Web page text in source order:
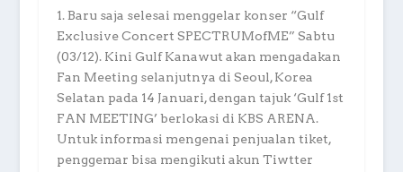
1. Baru saja selesai menggelar konser “Gulf
Exclusive Concert SPECTRUMofME” Sabtu
(03/12). Kini Gulf Kanawut akan mengadakan
Fan Meeting selanjutnya di Seoul, Korea
Selatan pada 14 Januari, dengan tajuk ‘Gulf 1st
FAN MEETING’ berlokasi di KBS ARENA.
Untuk informasi mengenai penjualan tiket,
penggemar bisa mengikuti akun Tiwtter